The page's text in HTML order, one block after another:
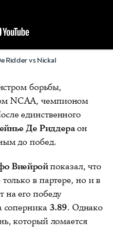
Ridder vs Nickal
борьбы,
NCAA, чемпионом
единственного
Де Риддераон
до побед.
Виейройпоказал, что
в партере, но и в
на его победу
соперника 3.89. Однако
который ломается